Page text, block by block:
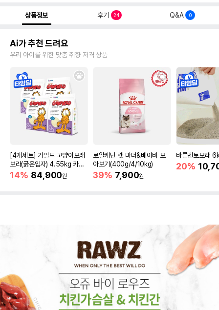
상품정보 후기 24 Q&A 0
Ai가 추천 드려요
우리 아이를 위한 맞춤 취향 저격 상품
[4개세트] 가필드 고양이모래
보라(굵은입자) 4.55kg 카사
바모래
14% 84,900원
로얄캐닌 캣 마더&베이비 모
아보기(400g/4/10kg)
39% 7,900원
바른벤토모래
20%